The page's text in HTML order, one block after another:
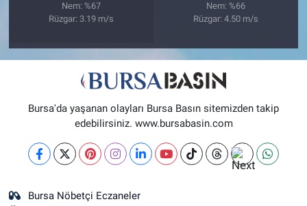
Nem: %67
Rüzgar: 3.19 m/s
Nem: %66
Rüzgar: 4.50 m/s
Bursa'da yaşanan olayları Bursa Basın sitemizden takip
edebilirsiniz. www.bursabasin.com
Bursa Nöbetçi Eczaneler